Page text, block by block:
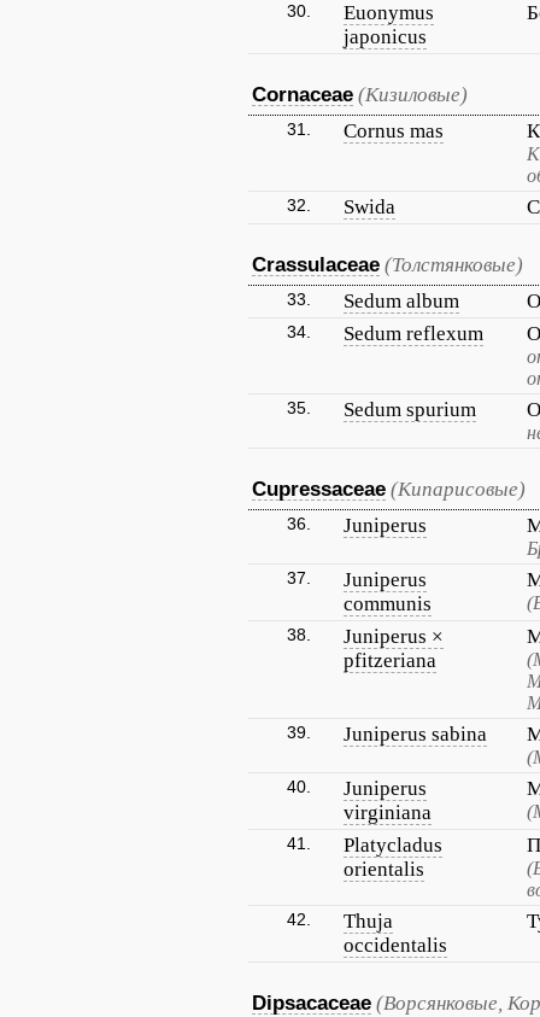
30.
Euonymus
japonicus
Cornaceae (Кизиловые)
31. Cornus mas
32. Swida
Crassulaceae (Толстянковые)
33. Sedum album
34. Sedum reflexum
35. Sedum spurium
Cupressaceae (Кипарисовые)
36. Juniperus
37.
Juniperus
communis
38.
Juniperus ×
pfitzeriana
39. Juniperus sabina
40.
Juniperus
virginiana
41.
Platycladus
orientalis
42.
Thuja
occidentalis
Dipsacaceae (Ворсянковые,